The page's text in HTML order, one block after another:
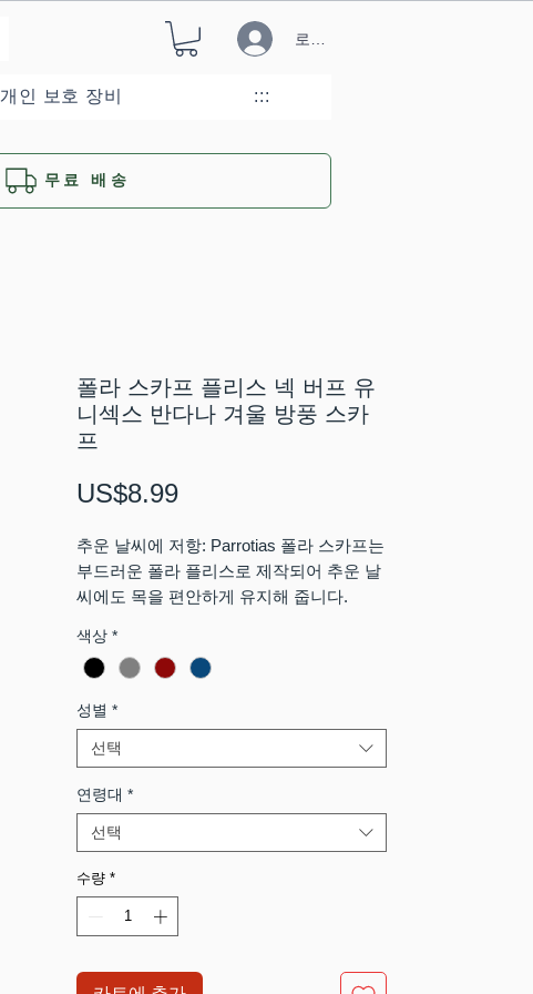
로그인
개인 보호 장비 :::
무료 배송
폴라 스카프 플리스 넥 버프 유
니섹스 반다나 겨울 방풍 스카
프
US$8.99가
추운 날씨에 저항: Parrotias 폴라 스카프는
부드러운 폴라 플리스로 제작되어 추운 날
씨에도 목을 편안하게 유지해 줍니다.
색상 *
성별 *
선택
연령대 *
선택
수량 *